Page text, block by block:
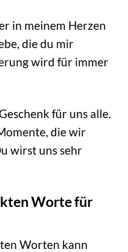
in meinem Herzen
die du mir
wird für immer
für uns alle.
die wir
wirst uns sehr
Worte für
Worten kann